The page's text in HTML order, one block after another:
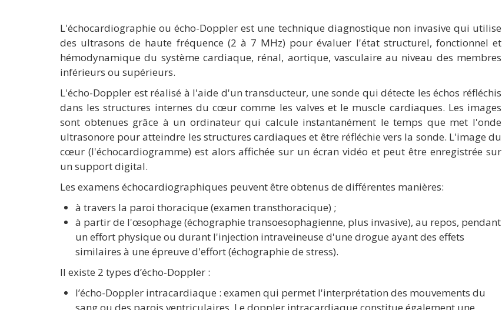
L'échocardiographie ou écho-Doppler est une technique diagnostique non invasive qui utilise
des ultrasons de haute fréquence (2 à 7 MHz) pour évaluer l'état structurel, fonctionnel et
hémodynamique du système cardiaque, rénal, aortique, vasculaire au niveau des membres
inférieurs ou supérieurs.
L'écho-Doppler est réalisé à l'aide d'un transducteur, une sonde qui détecte les échos réfléchis
dans les structures internes du cœur comme les valves et le muscle cardiaques. Les images
sont obtenues grâce à un ordinateur qui calcule instantanément le temps que met l'onde
ultrasonore pour atteindre les structures cardiaques et être réfléchie vers la sonde. L'image du
cœur (l'échocardiogramme) est alors affichée sur un écran vidéo et peut être enregistrée sur
un support digital.
Les examens échocardiographiques peuvent être obtenus de différentes manières:
à travers la paroi thoracique (examen transthoracique) ;
à partir de l'œsophage (échographie transoesophagienne, plus invasive), au repos, pendant
un effort physique ou durant l'injection intraveineuse d'une drogue ayant des effets
similaires à une épreuve d'effort (échographie de stress).
Il existe 2 types d’écho-Doppler :
l’écho-Doppler intracardiaque : examen qui permet l'interprétation des mouvements du